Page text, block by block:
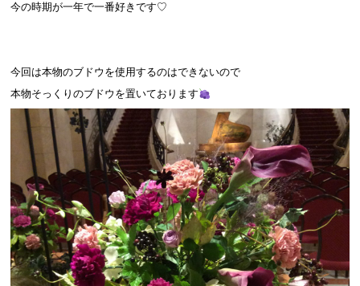
今の時期が一年で一番好きです♡
今回は本物のブドウを使用するのはできないので
本物そっくりのブドウを置いております